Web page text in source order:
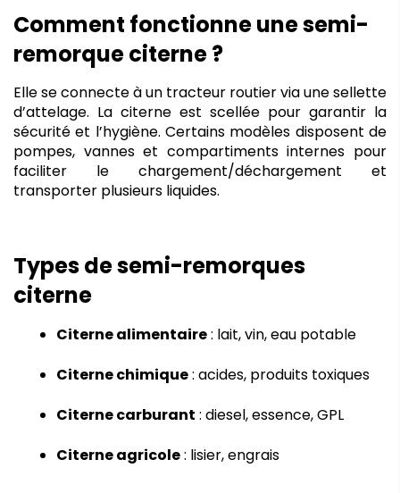
Comment fonctionne une semi-
remorque citerne ?
Elle se connecte à un tracteur routier via une sellette
d’attelage. La citerne est scellée pour garantir la
sécurité et l’hygiène. Certains modèles disposent de
pompes, vannes et compartiments internes pour
faciliter le chargement/déchargement et
transporter plusieurs liquides.
Types de semi-remorques
citerne
Citerne alimentaire : lait, vin, eau potable
Citerne chimique : acides, produits toxiques
Citerne carburant : diesel, essence, GPL
Citerne agricole : lisier, engrais